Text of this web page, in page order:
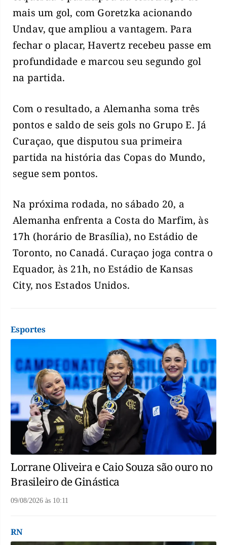
mais um gol, com Goretzka acionando
Undav, que ampliou a vantagem. Para
fechar o placar, Havertz recebeu passe em
profundidade e marcou seu segundo gol
na partida.
Com o resultado, a Alemanha soma três
pontos e saldo de seis gols no Grupo E. Já
Curaçao, que disputou sua primeira
partida na história das Copas do Mundo,
segue sem pontos.
Na próxima rodada, no sábado 20, a
Alemanha enfrenta a Costa do Marfim, às
17h (horário de Brasília), no Estádio de
Toronto, no Canadá. Curaçao joga contra o
Equador, às 21h, no Estádio de Kansas
City, nos Estados Unidos.
Esportes
Lorrane Oliveira e Caio Souza são ouro no
Brasileiro de Ginástica
09/08/2026 às 10:11
RN